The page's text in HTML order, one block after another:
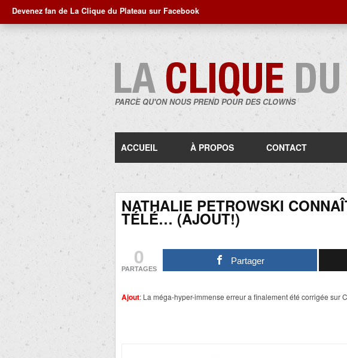
Devenez fan de La Clique du Plateau sur Facebook
PARCE QU'ON NOUS PREND POUR DES CLOWNS
ACCUEIL À PROPOS CONTACT
NATHALIE PETROWSKI
TÉLÉ… (AJOUT!)
0
PARTAGES
Partager
Ajout: La méga-hyper-immense erreur a finalement été corrigée sur